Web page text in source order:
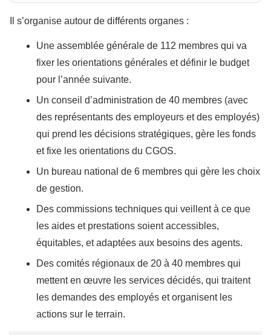
Il s’organise autour de différents organes :
Une assemblée générale de 112 membres qui va
fixer les orientations générales et définir le budget
pour l’année suivante.
Un conseil d’administration de 40 membres (avec
des représentants des employeurs et des employés)
qui prend les décisions stratégiques, gère les fonds
et fixe les orientations du CGOS.
Un bureau national de 6 membres qui gère les choix
de gestion.
Des commissions techniques qui veillent à ce que
les aides et prestations soient accessibles,
équitables, et adaptées aux besoins des agents.
Des comités régionaux de 20 à 40 membres qui
mettent en œuvre les services décidés, qui traitent
les demandes des employés et organisent les
actions sur le terrain.